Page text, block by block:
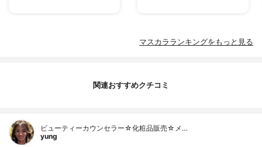
マスカラランキングをもっと見る
関連おすすめクチコミ
ビューティーカウンセラー☆化粧品販売☆メ…
yung